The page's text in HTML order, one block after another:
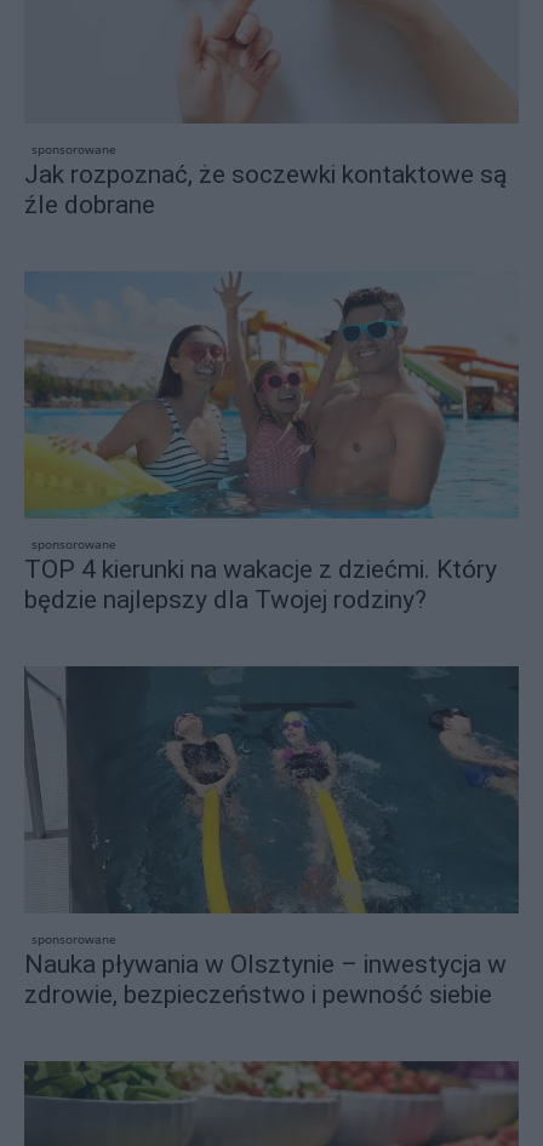
sponsorowane
Jak rozpoznać, że soczewki kontaktowe są
źle dobrane
sponsorowane
TOP 4 kierunki na wakacje z dziećmi. Który
będzie najlepszy dla Twojej rodziny?
sponsorowane
Nauka pływania w Olsztynie – inwestycja w
zdrowie, bezpieczeństwo i pewność siebie